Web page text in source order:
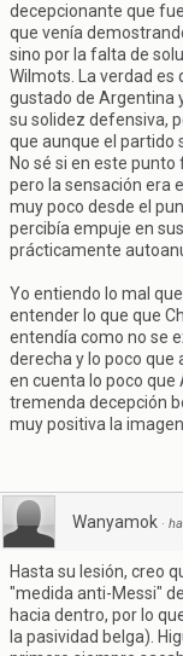
decepcionante que
que venía
sino por la falta de
Wilmots. La verdad es
gustado de Argentina
su solidez defensiva,
que aunque el partido
No sé si en este
pero la sensación era
muy poco desde el
percibía empuje en
prácticamente
Yo entiendo lo mal
entender lo que que
entendía como no se
derecha y lo poco que
en cuenta lo poco que
tremenda decepción
muy positiva la
Wanyamok ·
Hasta su lesión, creo
"medida anti-Messi"
hacia dentro, por lo
la pasividad belga).